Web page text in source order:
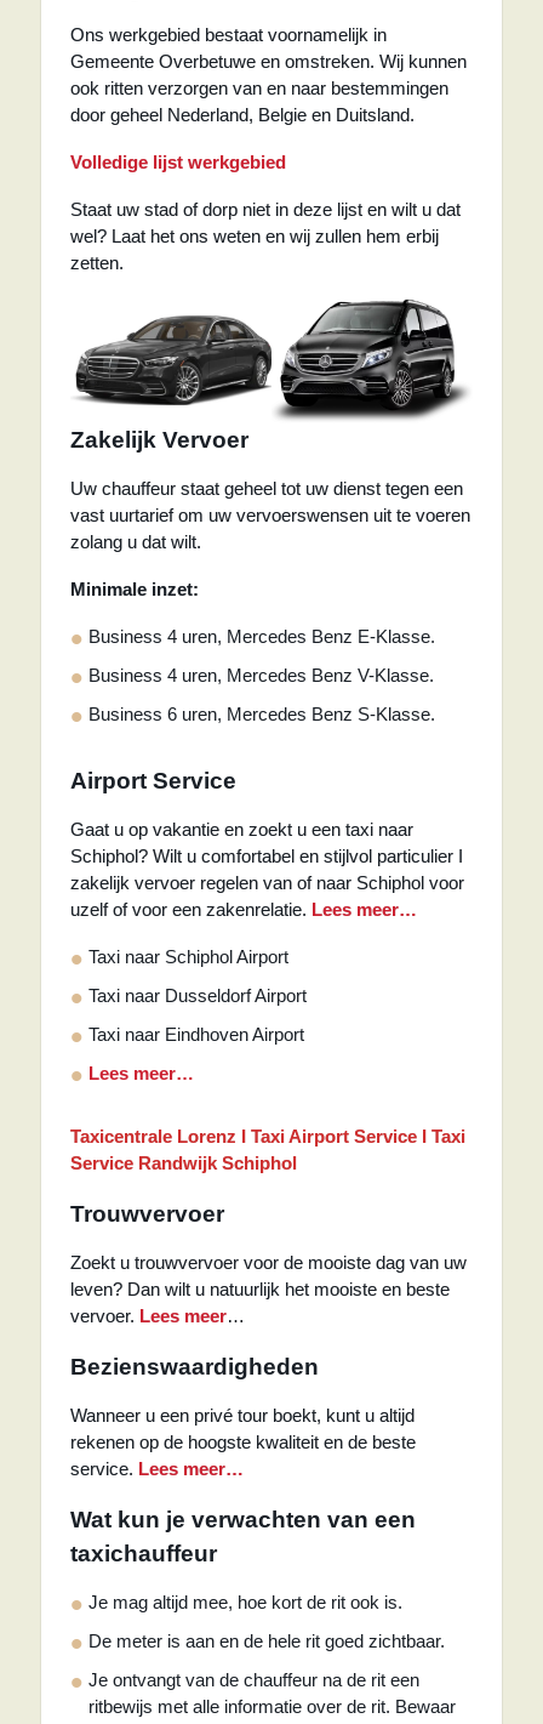
Ons werkgebied bestaat voornamelijk in
Gemeente Overbetuwe en omstreken. Wij kunnen
ook ritten verzorgen van en naar bestemmingen
door geheel Nederland, Belgie en Duitsland.
Volledige lijst werkgebied
Staat uw stad of dorp niet in deze lijst en wilt u dat
wel? Laat het ons weten en wij zullen hem erbij
zetten.
Zakelijk Vervoer
Uw chauffeur staat geheel tot uw dienst tegen een
vast uurtarief om uw vervoerswensen uit te voeren
zolang u dat wilt.
Minimale inzet:
Business 4 uren, Mercedes Benz E-Klasse.
Business 4 uren, Mercedes Benz V-Klasse.
Business 6 uren, Mercedes Benz S-Klasse.
Airport Service
Gaat u op vakantie en zoekt u een taxi naar
Schiphol? Wilt u comfortabel en stijlvol particulier I
zakelijk vervoer regelen van of naar Schiphol voor
uzelf of voor een zakenrelatie. Lees meer…
Taxi naar Schiphol Airport
Taxi naar Dusseldorf Airport
Taxi naar Eindhoven Airport
Lees meer…
Taxicentrale Lorenz I Taxi Airport Service I Taxi
Service Randwijk Schiphol
Trouwvervoer
Zoekt u trouwvervoer voor de mooiste dag van uw
leven? Dan wilt u natuurlijk het mooiste en beste
vervoer. Lees meer…
Bezienswaardigheden
Wanneer u een privé tour boekt, kunt u altijd
rekenen op de hoogste kwaliteit en de beste
service. Lees meer…
Wat kun je verwachten van een
taxichauffeur
Je mag altijd mee, hoe kort de rit ook is.
De meter is aan en de hele rit goed zichtbaar.
Je ontvangt van de chauffeur na de rit een
ritbewijs met alle informatie over de rit. Bewaar